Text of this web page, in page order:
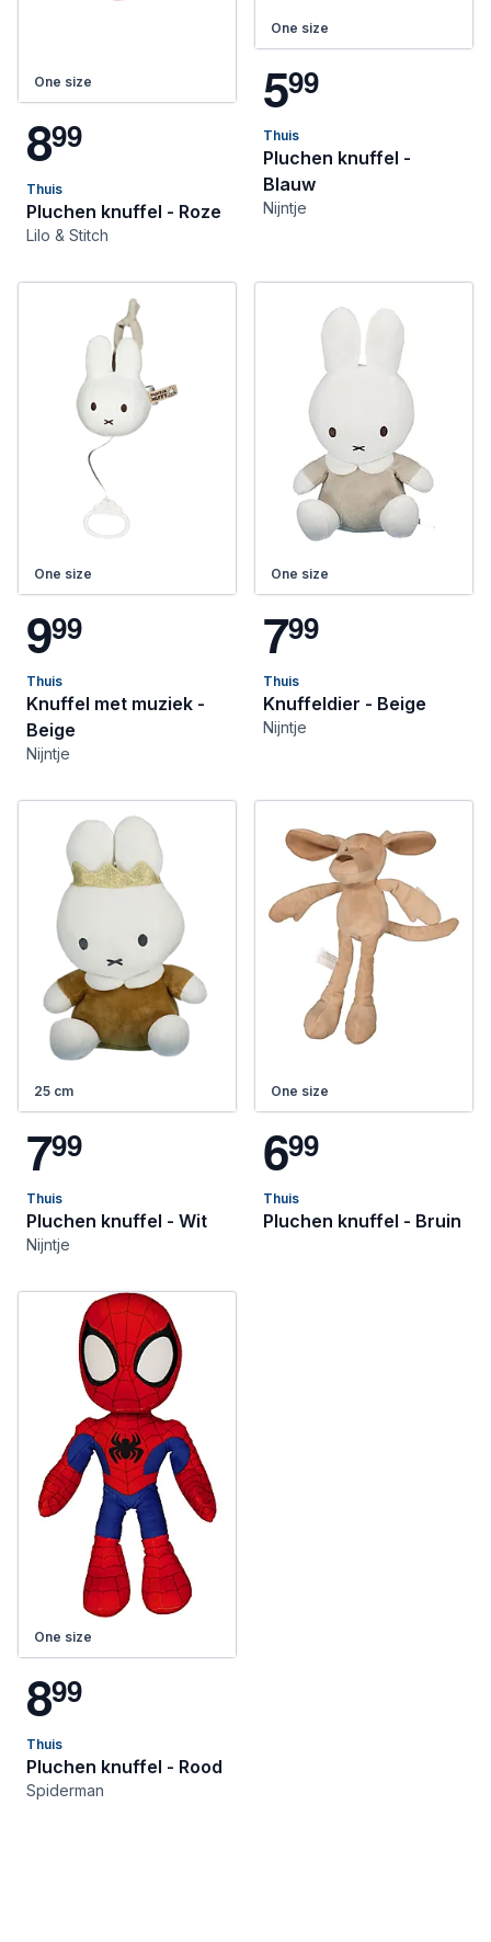
One size
899
Thuis
Pluchen knuffel - Roze
Lilo & Stitch
One size
599
Thuis
Pluchen knuffel -
Blauw
Nijntje
One size
999
Thuis
Knuffel met muziek -
Beige
Nijntje
One size
799
Thuis
Knuffeldier - Beige
Nijntje
25 cm
799
Thuis
Pluchen knuffel - Wit
Nijntje
One size
699
Thuis
Pluchen knuffel - Bruin
One size
899
Thuis
Pluchen knuffel - Rood
Spiderman